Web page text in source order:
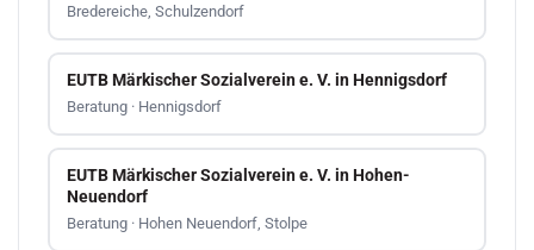
Bredereiche, Schulzendorf
EUTB Märkischer Sozialverein e. V. in Hennigsdorf
Beratung · Hennigsdorf
EUTB Märkischer Sozialverein e. V. in Hohen-
Neuendorf
Beratung · Hohen Neuendorf, Stolpe